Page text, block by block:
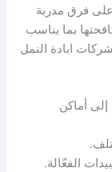
فرق مدربة
بما يناسب
ابادة النمل
أماكن
الفعّالة.